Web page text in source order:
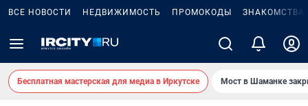
ВСЕ НОВОСТИ НЕДВИЖИМОСТЬ ПРОМОКОДЫ ЗНАКОМСТВА
Бесплатная мастерская для медиа в Иркутске Мост в Шаманке